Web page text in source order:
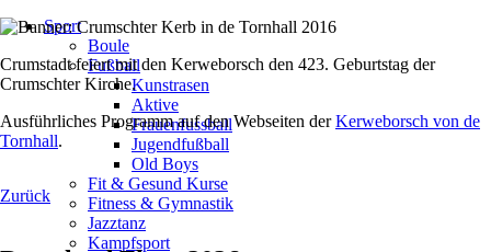
überspringen
Sport
Boule
Fußball
Kunstrasen
Aktive
Frauenfussball
Jugendfußball
Old Boys
Fit & Gesund Kurse
Fitness & Gymnastik
Jazztanz
Kampfsport
Crumstadt feiert mit den Kerweborsch den 423. Geburtstag der
Crumschter Kirche.
Ausführliches Programm auf den Webseiten derKerweborsch von de
Tornhall.
Zurück